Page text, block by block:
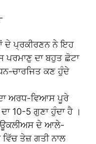
ਦੇ ਪ੍ਰਕੀਰਣਨ ਨੇ ਇਹ
ਦਾ ਬਹੁਤ ਛੋਟਾ
ਚਾਰਜਿਤ ਕਣ ਹੁੰਦੇ
ਅਰਧ-ਵਿਆਸ ਪੂਰੇ
10-5 ਗੁਣਾ ਹੁੰਦਾ ਹੈ ।
ਦੇ ਆਲੇ-
ਤੇਜ਼ ਗਤੀ ਨਾਲ